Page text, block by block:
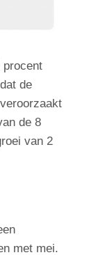
procent
de
de 8
van 2
met mei.